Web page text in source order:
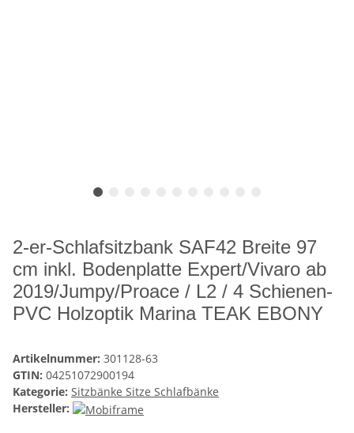
2-er-Schlafsitzbank SAF42 Breite 97
cm inkl. Bodenplatte Expert/Vivaro ab
2019/Jumpy/Proace / L2 / 4 Schienen-
PVC Holzoptik Marina TEAK EBONY
Artikelnummer: 301128-63
GTIN: 04251072900194
Kategorie: Sitzbänke Sitze Schlafbänke
Hersteller: